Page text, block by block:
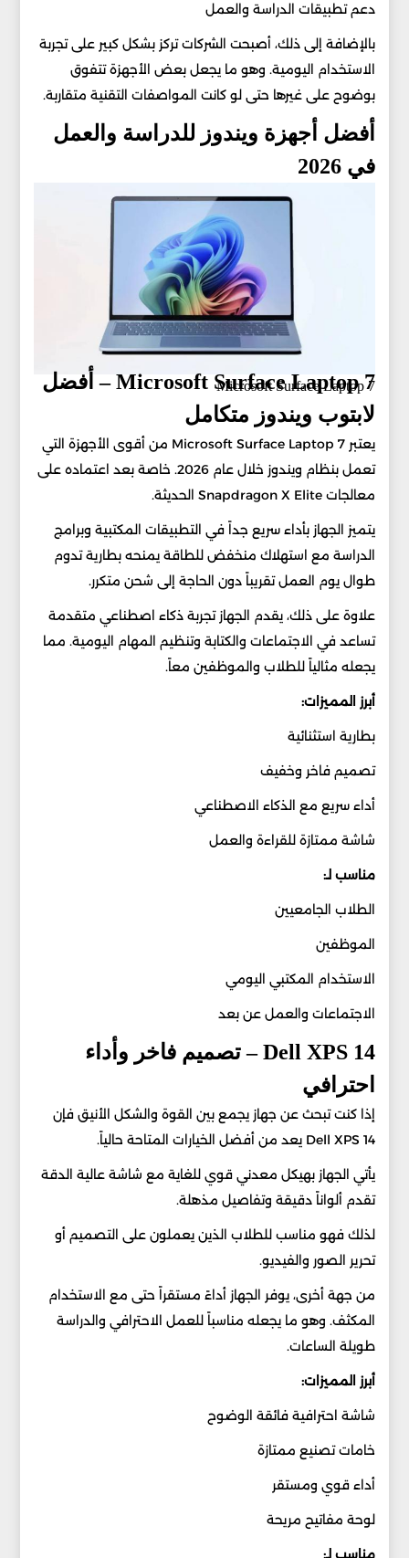
دعم تطبيقات الدراسة والعمل
بالإضافة إلى ذلك، أصبحت الشركات تركز بشكل كبير على تجربة
الاستخدام اليومية. وهو ما يجعل بعض الأجهزة تتفوق
بوضوح على غيرها حتى لو كانت المواصفات التقنية متقاربة.
أفضل أجهزة ويندوز للدراسة والعمل
في 2026
Microsoft Surface Laptop 7
Microsoft Surface Laptop 7 – أفضل
لابتوب ويندوز متكامل
يعتبر Microsoft Surface Laptop 7 من أقوى الأجهزة التي
تعمل بنظام ويندوز خلال عام 2026. خاصة بعد اعتماده على
معالجات Snapdragon X Elite الحديثة.
يتميز الجهاز بأداء سريع جداً في التطبيقات المكتبية وبرامج
الدراسة مع استهلاك منخفض للطاقة يمنحه بطارية تدوم
طوال يوم العمل تقريباً دون الحاجة إلى شحن متكرر.
علاوة على ذلك، يقدم الجهاز تجربة ذكاء اصطناعي متقدمة
تساعد في الاجتماعات والكتابة وتنظيم المهام اليومية. مما
يجعله مثالياً للطلاب والموظفين معاً.
أبرز المميزات:
بطارية استثنائية
تصميم فاخر وخفيف
أداء سريع مع الذكاء الاصطناعي
شاشة ممتازة للقراءة والعمل
مناسب لـ:
الطلاب الجامعيين
الموظفين
الاستخدام المكتبي اليومي
الاجتماعات والعمل عن بعد
Dell XPS 14 – تصميم فاخر وأداء
احترافي
إذا كنت تبحث عن جهاز يجمع بين القوة والشكل الأنيق فإن
Dell XPS 14 يعد من أفضل الخيارات المتاحة حالياً.
يأتي الجهاز بهيكل معدني قوي للغاية مع شاشة عالية الدقة
تقدم ألواناً دقيقة وتفاصيل مذهلة.
لذلك فهو مناسب للطلاب الذين يعملون على التصميم أو
تحرير الصور والفيديو.
من جهة أخرى، يوفر الجهاز أداءً مستقراً حتى مع الاستخدام
المكثف. وهو ما يجعله مناسباً للعمل الاحترافي والدراسة
طويلة الساعات.
أبرز المميزات:
شاشة احترافية فائقة الوضوح
خامات تصنيع ممتازة
أداء قوي ومستقر
لوحة مفاتيح مريحة
مناسب لـ: